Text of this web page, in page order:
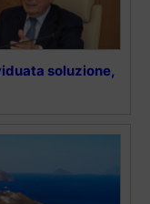
soluzione,